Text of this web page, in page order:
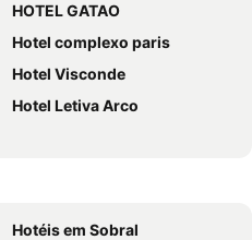
HOTEL GATAO
Hotel complexo paris
Hotel Visconde
Hotel Letiva Arco
Hotéis em Sobral